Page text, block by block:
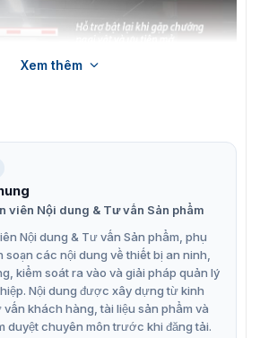
Hikvision DS-TMG420/A/B
của Hikvision DS-
chổi than
Xem thêm
viên Nội dung & Tư vấn Sản phẩm
Nội dung & Tư vấn Sản phẩm, phụ
soạn các nội dung về thiết bị an ninh,
kiểm soát ra vào và giải pháp quản lý
Nội dung được xây dựng từ kinh
vấn khách hàng, tài liệu sản phẩm và
duyệt chuyên môn trước khi đăng tải.